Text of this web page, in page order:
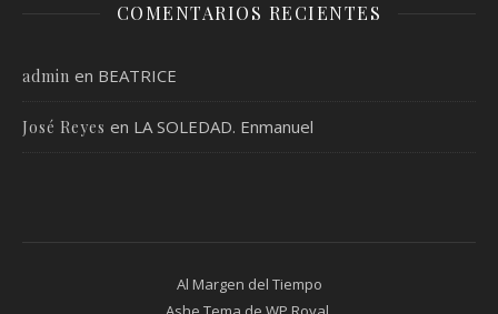
COMENTARIOS RECIENTES
admin en BEATRICE
José Reyes en LA SOLEDAD. Enmanuel
Al Margen del Tiempo